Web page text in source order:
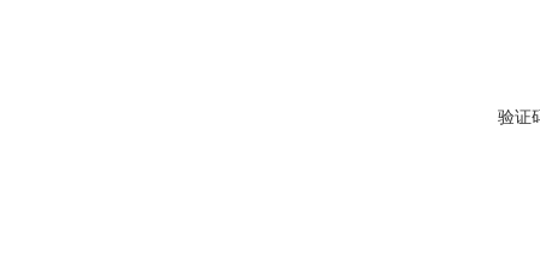
验证